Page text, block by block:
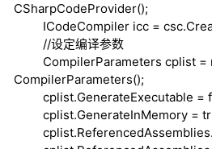
CSharpCodeProvider();
ICodeCompiler icc =
//设定编译参数
CompilerParameters cplist =
CompilerParameters();
cplist.GenerateExecutable =
cplist.GenerateInMemory =